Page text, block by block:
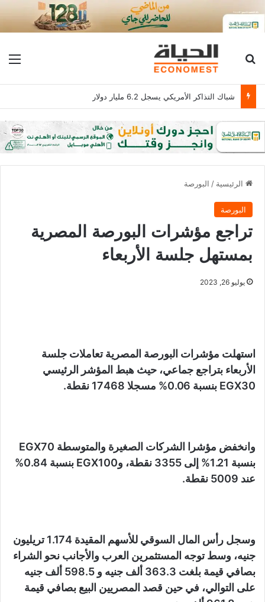
بحث عن
شباك التذاكر الأمريكي يسجل 6.2 مليار دولار
الرئيسية / البورصة
البورصة
تراجع مؤشرات البورصة المصرية
بمستهل جلسة الأربعاء
يوليو 26, 2023
استهلت مؤشرات البورصة المصرية تعاملات جلسة
الأربعاء بتراجع جماعي، حيث هبط المؤشر الرئيسي
EGX30 بنسبة 0.06% مسجلا 17468 نقطة.
وانخفض مؤشرا الشركات الصغيرة والمتوسطة EGX70
بنسبة 1.21% إلى 3355 نقطة، وEGX100 بنسبة 0.84%
عند 5009 نقطة.
وسجل رأس المال السوقي للأسهم المقيدة 1.174 تريليون
جنيه، وسط توجه المستثمرين العرب والأجانب نحو الشراء
بصافي قيمة بلغت 363.3 ألف جنيه و 598.5 ألف جنيه
على التوالي، في حين قصد المصريين البيع بصافي قيمة